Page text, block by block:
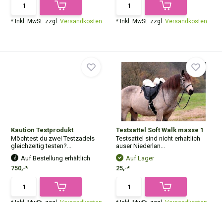
* Inkl. MwSt. zzgl.Versandkosten * Inkl. MwSt. zzgl. Versandkosten
Kaution Testprodukt
Möchtest du zwei Testzadels
gleichzeitig testen?...
Auf Bestellung erhältlich
750,-*
Testsattel Soft Walk masse 1
Testsattel sind nicht erhaltlich
auser Niederlan...
Auf Lager
25,-*